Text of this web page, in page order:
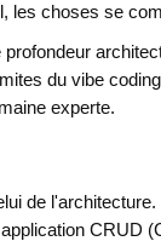
les choses se
du vibe
experte.
de
CRUD